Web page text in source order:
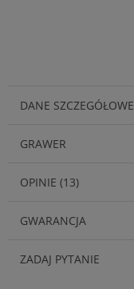
DANE SZCZEGÓŁOWE
GRAWER
OPINIE (13)
GWARANCJA
ZADAJ PYTANIE